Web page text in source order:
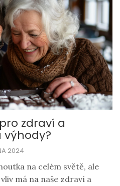
zdraví a
2024
na celém světě, ale
má na naše zdraví a